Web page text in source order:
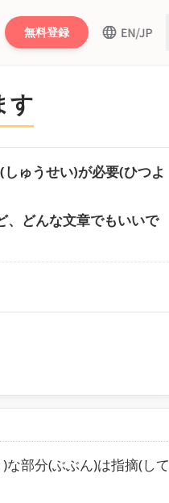
無料登録
す
ゅうせい)が必要(ひつよ
、どんな文章でもいいで
な部分(ぶぶん)は指摘(して